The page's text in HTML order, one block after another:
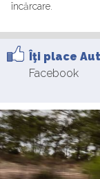
încărcare.
Îţi place
Facebook